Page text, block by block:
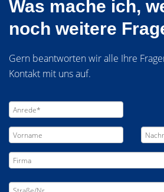
Was mache ich,
noch weitere
Gern beantworten wir alle Ihre
Kontakt mit uns auf.